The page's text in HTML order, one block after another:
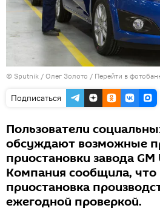
© Sputnik / Олег Золото / Перейти в
Подписаться
Пользователи
обсуждают возможные
приостановки завода
Компания сообщила, что
приостановка
ежегодной проверкой.